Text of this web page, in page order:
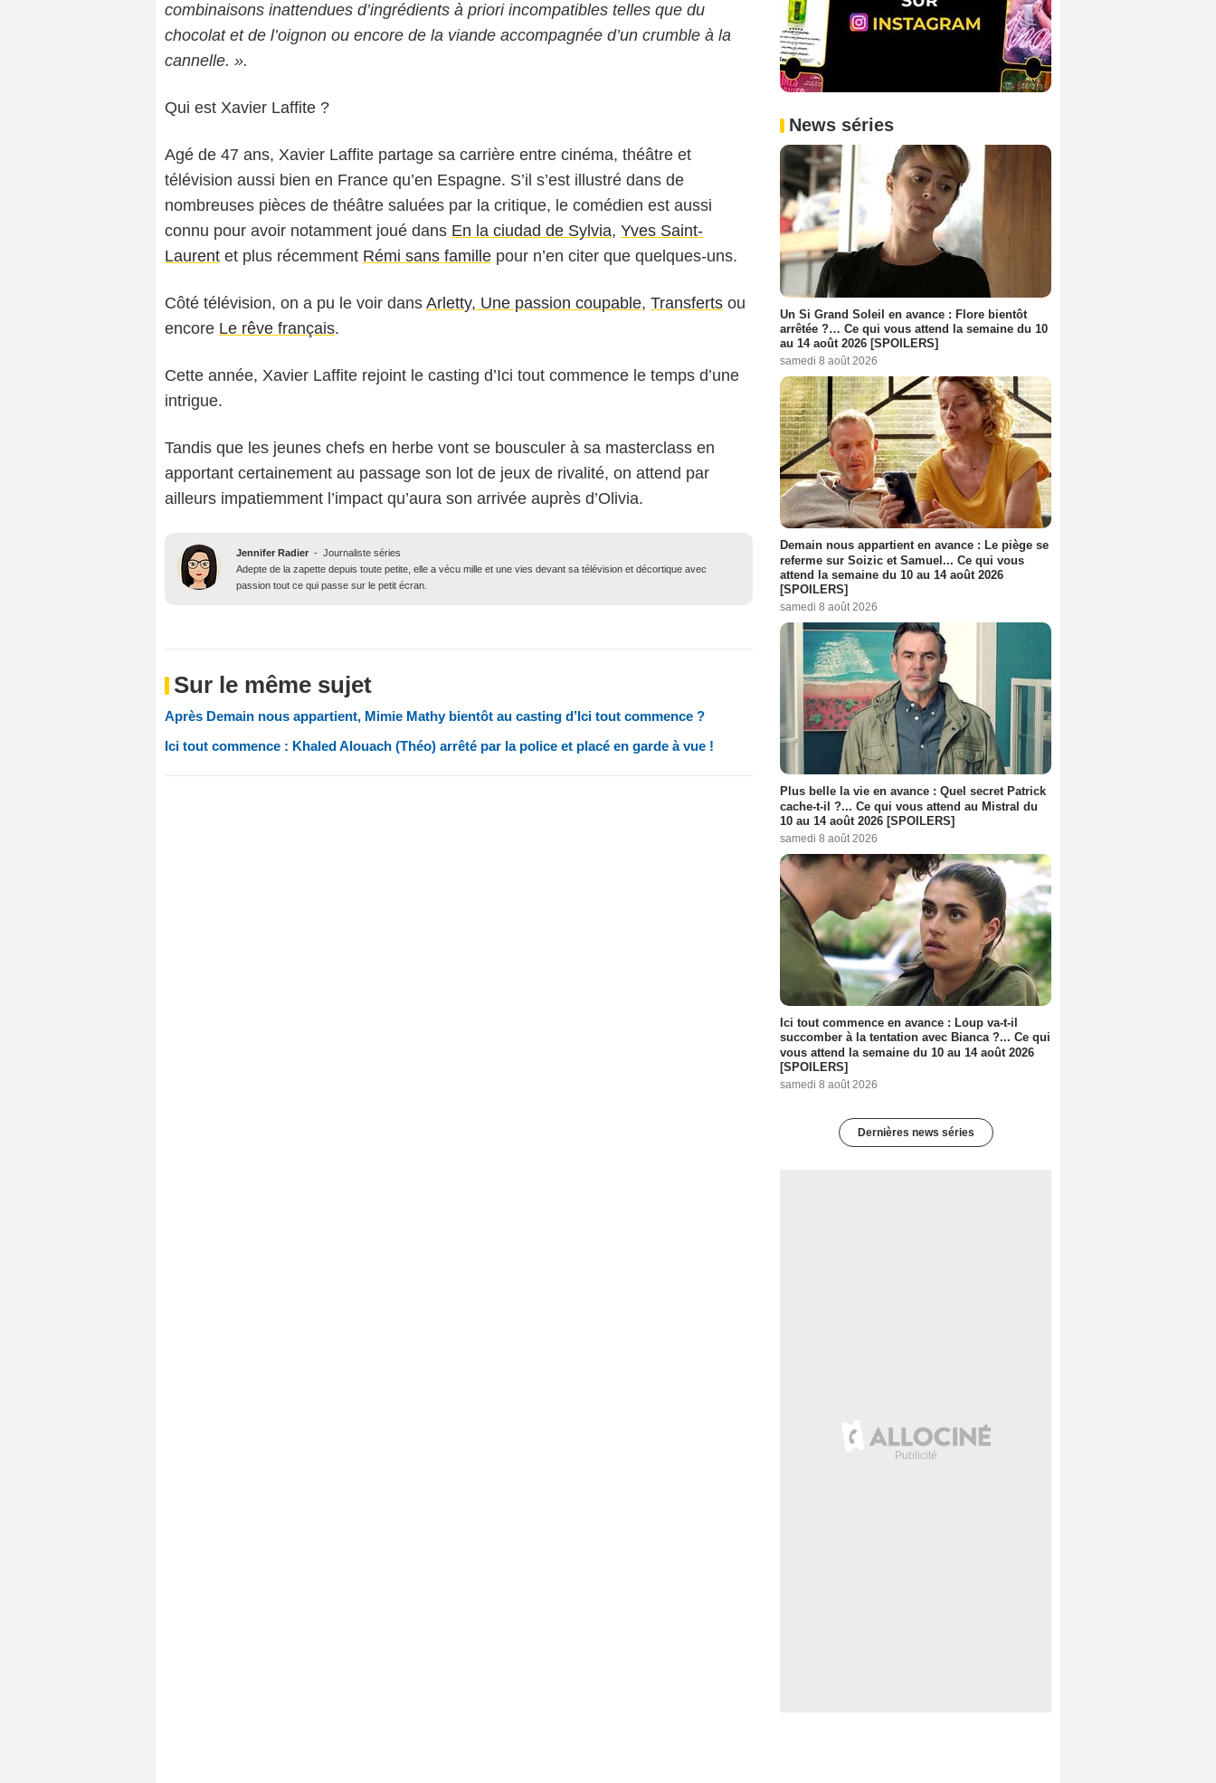
combinaisons inattendues d’ingrédients à priori incompatibles telles que du
chocolat et de l’oignon ou encore de la viande accompagnée d’un crumble à la
cannelle. ».
Qui est Xavier Laffite ?
Agé de 47 ans, Xavier Laffite partage sa carrière entre cinéma, théâtre et
télévision aussi bien en France qu’en Espagne. S’il s’est illustré dans de
nombreuses pièces de théâtre saluées par la critique, le comédien est aussi
connu pour avoir notamment joué dans En la ciudad de Sylvia, Yves Saint-
Laurent et plus récemment Rémi sans famille pour n’en citer que quelques-uns.
Côté télévision, on a pu le voir dans Arletty, Une passion coupable, Transferts ou
encore Le rêve français.
Cette année, Xavier Laffite rejoint le casting d’Ici tout commence le temps d’une
intrigue.
Tandis que les jeunes chefs en herbe vont se bousculer à sa masterclass en
apportant certainement au passage son lot de jeux de rivalité, on attend par
ailleurs impatiemment l’impact qu’aura son arrivée auprès d’Olivia.
Jennifer Radier - Journaliste séries
Adepte de la zapette depuis toute petite, elle a vécu mille et une vies devant sa télévision et décortique avec
passion tout ce qui passe sur le petit écran.
Sur le même sujet
Après Demain nous appartient, Mimie Mathy bientôt au casting d’Ici tout commence ?
Ici tout commence : Khaled Alouach (Théo) arrêté par la police et placé en garde à vue !
News séries
Un Si Grand Soleil en avance : Flore bientôt
arrêtée ?… Ce qui vous attend la semaine du 10
au 14 août 2026 [SPOILERS]
samedi 8 août 2026
Demain nous appartient en avance : Le piège se
referme sur Soizic et Samuel... Ce qui vous
attend la semaine du 10 au 14 août 2026
[SPOILERS]
samedi 8 août 2026
Plus belle la vie en avance : Quel secret Patrick
cache-t-il ?... Ce qui vous attend au Mistral du
10 au 14 août 2026 [SPOILERS]
samedi 8 août 2026
Ici tout commence en avance : Loup va-t-il
succomber à la tentation avec Bianca ?... Ce qui
vous attend la semaine du 10 au 14 août 2026
[SPOILERS]
samedi 8 août 2026
Dernières news séries